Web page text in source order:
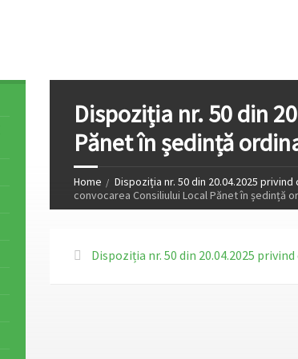
Dispoziția nr. 50 din
Pănet în ședință
Home Dispoziția nr. 50 din 20.04.2025
convocarea Consiliului Local Pănet în ședință
Dispoziția nr. 50 din 20.04.2025